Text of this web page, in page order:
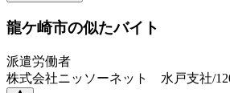
龍ケ崎市の似たバイト
派遣労働者
株式会社ニッソーネット 水戸支社/